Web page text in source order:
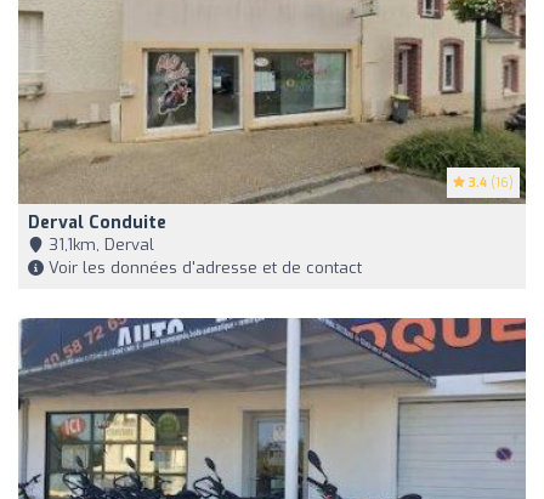
3.4 (16)
Derval Conduite
31,1km, Derval
Voir les données d'adresse et de contact